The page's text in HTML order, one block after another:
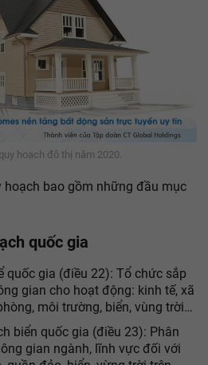
hoạch đô thị năm 2020.
hoạch bao gồm những đầu mục
quốc gia
quốc gia (điều 22): Tổ chức sắp
gian cho hoạt động: kinh tế, xã
môi trường, biển, vùng trời…
biển quốc gia (điều 23): Phân
gian ngành, lĩnh vực đối với